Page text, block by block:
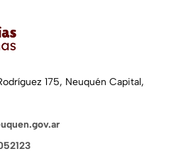
175, Neuquén Capital,